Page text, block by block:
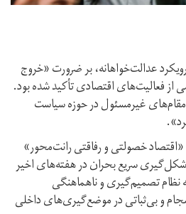
رویکرد عدالت‌خواهانه، بر ضرورت «خروج
از فعالیت‌های اقتصادی تأکید شده بود.
مقام‌های غیرمسئول در حوزه سیاست
خصولتی و رفاقتی رانت‌محور»
سریع بحران در هفته‌های اخیر
تصمیم‌گیری و ناهماهنگی
و بی‌ثباتی در موضع‌گیری‌های داخلی